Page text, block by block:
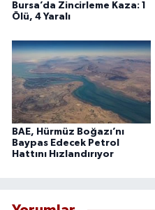
Bursa’da Zincirleme Kaza: 1
Ölü, 4 Yaralı
BAE, Hürmüz Boğazı’nı
Baypas Edecek Petrol
Hattını Hızlandırıyor